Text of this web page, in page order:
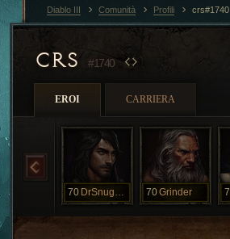
CRS #1740
EROI CARRIERA
70 DrSnuggles 70Grinder
Diablo III Comunità Profili crs#1740